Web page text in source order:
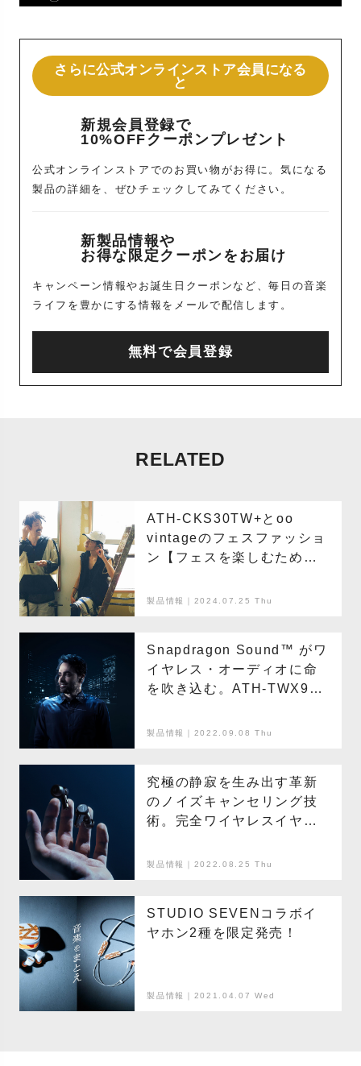
さらに公式オンラインストア会員になる
と
新規会員登録で
10%OFFクーポンプレゼント
公式オンラインストアでのお買い物がお得に。気になる
製品の詳細を、ぜひチェックしてみてください。
新製品情報や
お得な限定クーポンをお届け
キャンペーン情報やお誕生日クーポンなど、毎日の音楽
ライフを豊かにする情報をメールで配信します。
無料で会員登録
RELATED
ATH-CKS30TW+とoo
vintageのフェスファッショ
ン【フェスを楽しむために
う】
製品情報｜2024.07.25 Thu
Snapdragon Sound™ がワ
イヤレス・オーディオに命
を吹き込む。ATH-TWX9で
ム。
製品情報｜2022.09.08 Thu
究極の静寂を生み出す革新
のノイズキャンセリング技
術。完全ワイヤレスイヤホ
製品情報｜2022.08.25 Thu
STUDIO SEVENコラボイ
ヤホン2種を限定発売！
製品情報｜2021.04.07 Wed